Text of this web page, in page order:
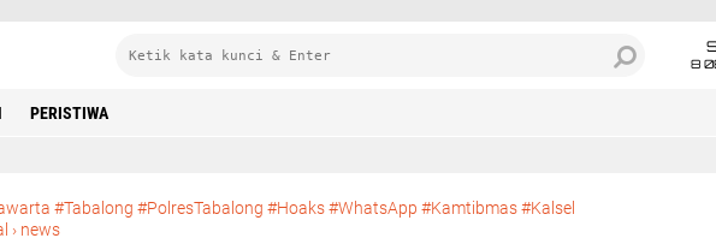
8
PERISTIWA
#Tabalong #PolresTabalong #Hoaks #WhatsApp #Kamtibmas #Kalsel
› news